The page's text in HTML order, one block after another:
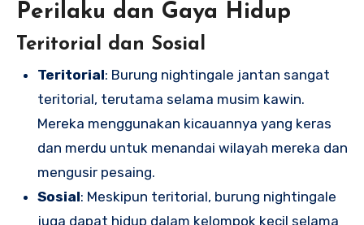
Perilaku dan Gaya Hidup
Teritorial dan Sosial
Teritorial: Burung nightingale jantan sangat
teritorial, terutama selama musim kawin.
Mereka menggunakan kicauannya yang keras
dan merdu untuk menandai wilayah mereka dan
mengusir pesaing.
Sosial: Meskipun teritorial, burung nightingale
juga dapat hidup dalam kelompok kecil selama